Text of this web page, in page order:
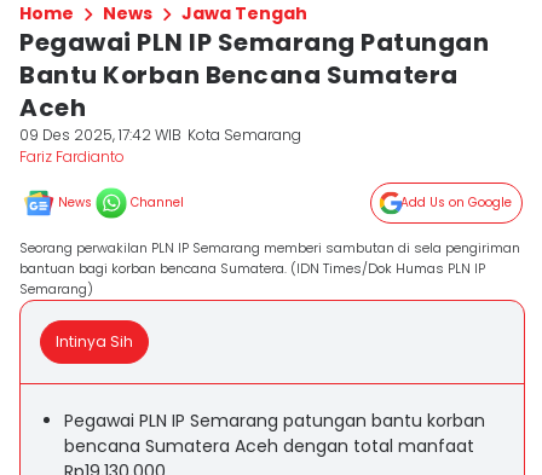
Home News Jawa Tengah
Pegawai PLN IP Semarang Patungan
Bantu Korban Bencana Sumatera
Aceh
09 Des 2025, 17:42 WIB Kota Semarang
Fariz Fardianto
News Channel Add Us on Google
Seorang perwakilan PLN IP Semarang memberi sambutan di sela pengiriman
bantuan bagi korban bencana Sumatera. (IDN Times/Dok Humas PLN IP
Semarang)
Intinya Sih
Pegawai PLN IP Semarang patungan bantu korban
bencana Sumatera Aceh dengan total manfaat